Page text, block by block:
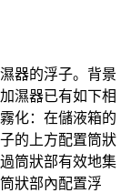
器的浮子。背景
濕器已有如下相
化：在儲液箱的
的上方配置筒狀
筒狀部有效地集
狀部內配置浮